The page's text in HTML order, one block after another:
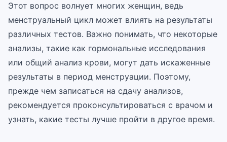
Этот вопрос волнует многих женщин, ведь
менструальный цикл может влиять на результаты
различных тестов. Важно понимать, что некоторые
анализы, такие как гормональные исследования
или общий анализ крови, могут дать искаженные
результаты в период менструации. Поэтому,
прежде чем записаться на сдачу анализов,
рекомендуется проконсультироваться с врачом и
узнать, какие тесты лучше пройти в другое время.